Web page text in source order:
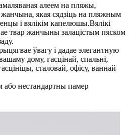
алеем на пляжы,
якая сядзіць на пляжным
і вялікім капелюшы.Вялікі
твар жанчыны залацістым пяском
ўвагу і дадае элегантную
дому, гасцінай, спальні,
сталовай, офісу, ваннай
нестандартны памер